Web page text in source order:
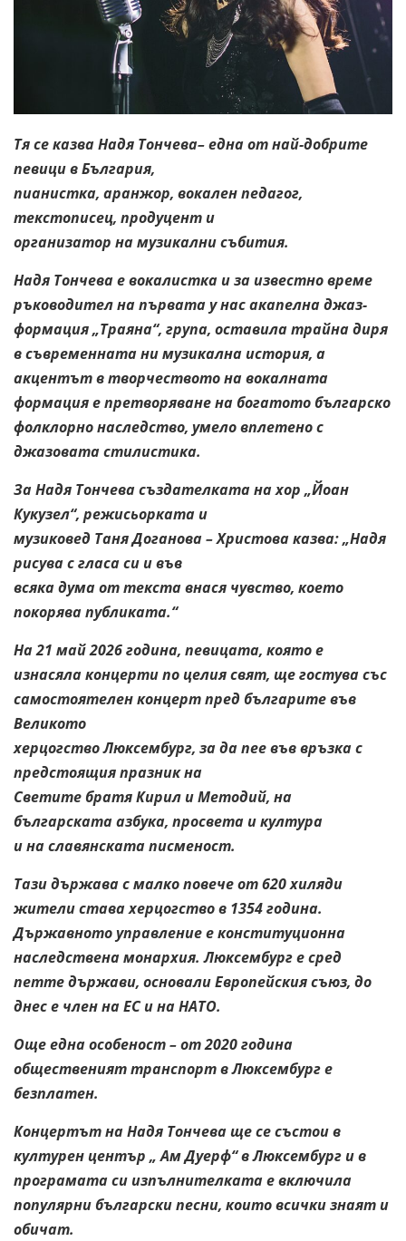
Тя се казва Надя Тончева– една от най-добрите
певици в България,
пианистка, аранжор, вокален педагог,
текстописец, продуцент и
организатор на музикални събития.
Надя Тончева е вокалистка и за известно време
ръководител на първата у нас акапелна джаз-
формация„Траяна“, група, оставила трайна диря
в съвременната ни музикална история, а
акцентът в творчеството на вокалната
формация е претворяванена богатото българско
фолклорно наследство, умело вплетено с
джазоватастилистика.
За Надя Тончева създателката на хор „Йоан
Кукузел“, режисьорката и
музиковед Таня Доганова – Христова казва: „Надя
рисува с гласа си и във
всяка дума от текста внася чувство, което
покорява публиката.“
На 21 май 2026 година, певицата, която е
изнасяла концерти по целия свят, ще гостува със
самостоятелен концерт пред българите във
Великото
херцогство Люксембург, за да пее във връзка с
предстоящия празник на
Светите братя Кирил и Методий, на
българската азбука, просвета и култура
и на славянската писменост.
Тази държава с малко повече от 620 хиляди
жители става херцогство в 1354 година.
Държавното управление еконституционна
наследствена монархия. Люксембург е сред
петтедържави, основали Европейския съюз, до
днес е член на ЕС и на НАТО.
Още една особеност – от 2020 година
общественият транспорт вЛюксембург е
безплатен.
Концертът на Надя Тончева ще се състои в
културен център „ Ам Дуерф“в Люксембург и в
програмата си изпълнителката е включила
популярнибългарски песни, които всички знаят и
обичат.